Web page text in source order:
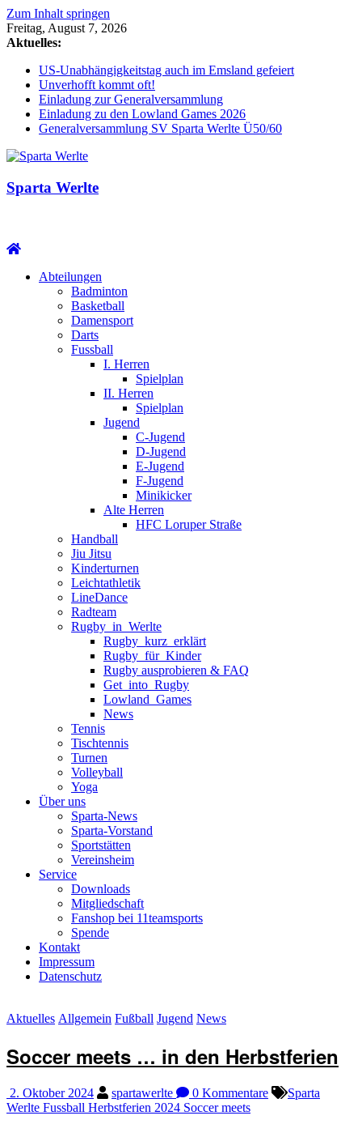
Zum Inhalt springen
Freitag, August 7, 2026
Aktuelles:
US-Unabhängigkeitstag auch im Emsland gefeiert
Unverhofft kommt oft!
Einladung zur Generalversammlung
Einladung zu den Lowland Games 2026
Generalversammlung SV Sparta Werlte Ü50/60
Sparta Werlte
Abteilungen
Badminton
Basketball
Damensport
Darts
Fussball
I. Herren
Spielplan
II. Herren
Spielplan
Jugend
C-Jugend
D-Jugend
E-Jugend
F-Jugend
Minikicker
Alte Herren
HFC Loruper Straße
Handball
Jiu Jitsu
Kinderturnen
Leichtathletik
LineDance
Radteam
Rugby_in_Werlte
Rugby_kurz_erklärt
Rugby_für_Kinder
Rugby ausprobieren & FAQ
Get_into_Rugby
Lowland_Games
News
Tennis
Tischtennis
Turnen
Volleyball
Yoga
Über uns
Sparta-News
Sparta-Vorstand
Sportstätten
Vereinsheim
Service
Downloads
Mitgliedschaft
Fanshop bei 11teamsports
Spende
Kontakt
Impressum
Datenschutz
Aktuelles Allgemein Fußball Jugend News
Soccer meets … in den Herbstferien
2. Oktober 2024 spartawerlte 0 Kommentare
Sparta
Werlte Fussball Herbstferien 2024 Soccer meets